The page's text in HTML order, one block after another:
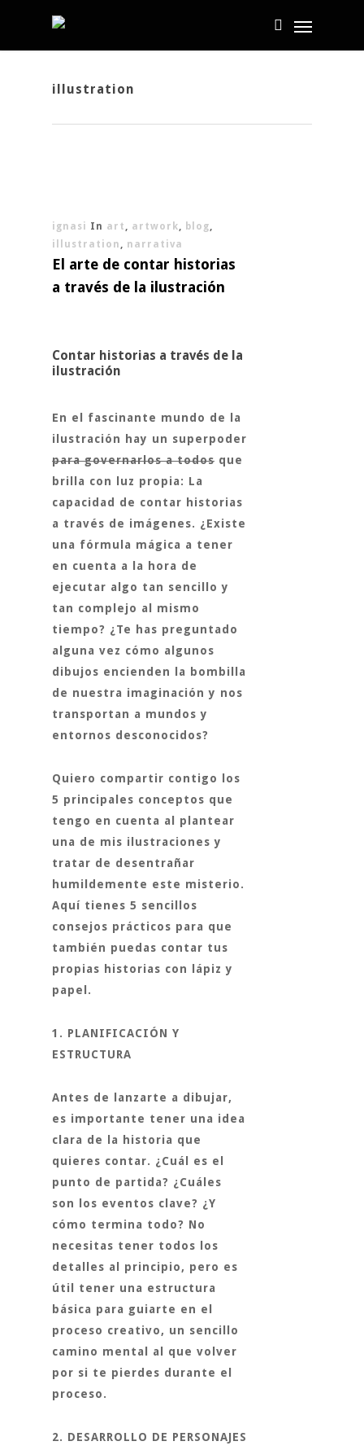
illustration
ignasi In art , artwork, blog,
illustration , narrativa
El arte de contar historias
a través de la ilustración
Contar historias a través de la
ilustración
En el fascinante mundo de la
ilustración hay un superpoder
para governarlos a todos que
brilla con luz propia: La
capacidad de contar historias
a través de imágenes. ¿Existe
una fórmula mágica a tener
en cuenta a la hora de
ejecutar algo tan sencillo y
tan complejo al mismo
tiempo? ¿Te has preguntado
alguna vez cómo algunos
dibujos encienden la bombilla
de nuestra imaginación y nos
transportan a mundos y
entornos desconocidos?
Quiero compartir contigo los
5 principales conceptos que
tengo en cuenta al plantear
una de mis ilustraciones y
tratar de desentrañar
humildemente este misterio.
Aquí tienes 5 sencillos
consejos prácticos para que
también puedas contar tus
propias historias con lápiz y
papel.
1. PLANIFICACIÓN Y
ESTRUCTURA
Antes de lanzarte a dibujar,
es importante tener una idea
clara de la historia que
quieres contar. ¿Cuál es el
punto de partida? ¿Cuáles
son los eventos clave? ¿Y
cómo termina todo? No
necesitas tener todos los
detalles al principio, pero es
útil tener una estructura
básica para guiarte en el
proceso creativo, un sencillo
camino mental al que volver
por si te pierdes durante el
proceso.
2. DESARROLLO DE PERSONAJES